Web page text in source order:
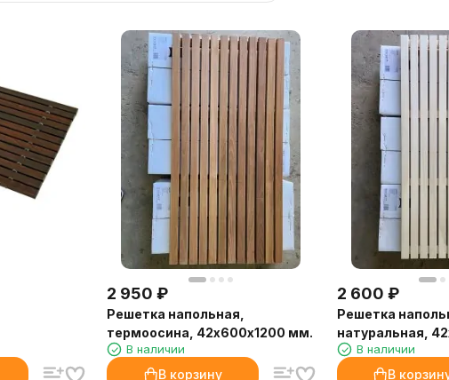
2 950 ₽
Решетка напольная,
термоосина, 42х600х1200 мм.
В наличии
В корзину
2 600 ₽
Решетка
натуральная,
мм.В наличии
В